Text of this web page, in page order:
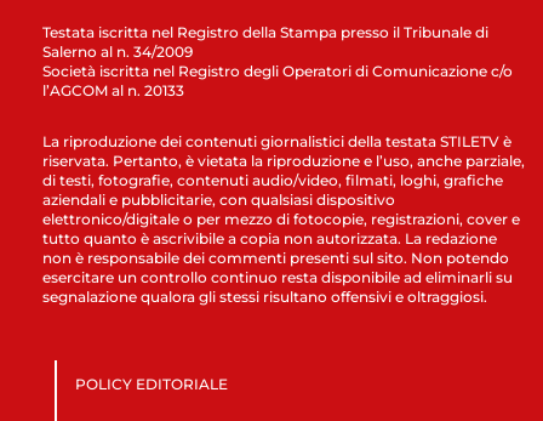
Testata iscritta nel Registro della Stampa presso il Tribunale di
Salerno al n. 34/2009
Società iscritta nel Registro degli Operatori di Comunicazione c/o
l’AGCOM al n. 20133
La riproduzione dei contenuti giornalistici della testata STILETV è
riservata. Pertanto, è vietata la riproduzione e l’uso, anche parziale,
di testi, fotografie, contenuti audio/video, filmati, loghi, grafiche
aziendali e pubblicitarie, con qualsiasi dispositivo
elettronico/digitale o per mezzo di fotocopie, registrazioni, cover e
tutto quanto è ascrivibile a copia non autorizzata. La redazione
non è responsabile dei commenti presenti sul sito. Non potendo
esercitare un controllo continuo resta disponibile ad eliminarli su
segnalazione qualora gli stessi risultano offensivi e oltraggiosi.
POLICY EDITORIALE